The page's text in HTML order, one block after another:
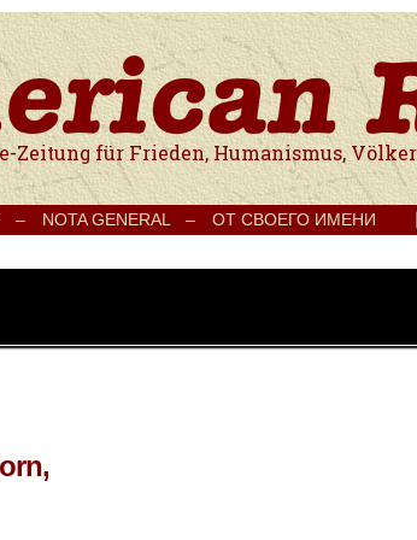
Frieden, Humanismus, Völkerverständigung und
– NOTA GENERAL – ОТ СВОЕГО ИМЕНИ